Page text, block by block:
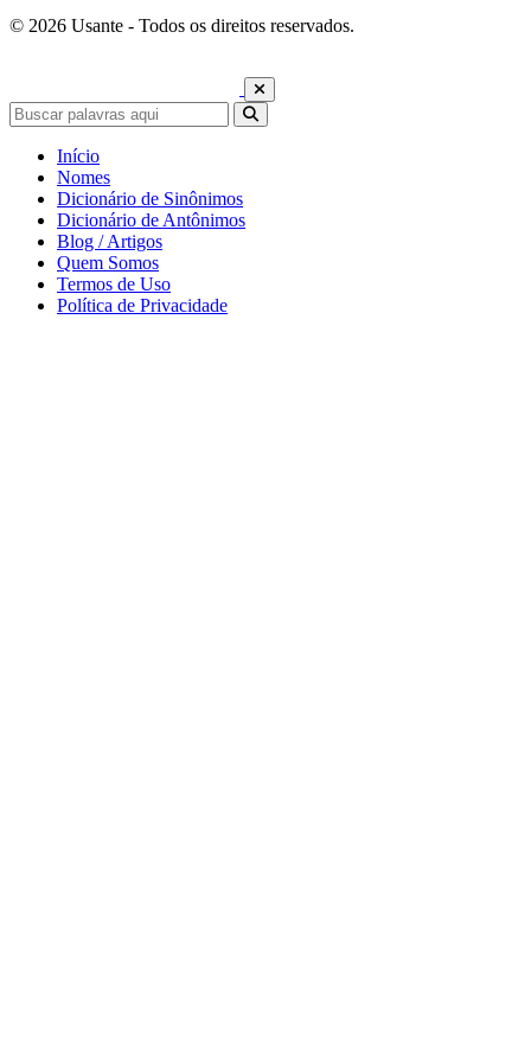
© 2026 Usante - Todos os direitos reservados.
Início
Nomes
Dicionário de Sinônimos
Dicionário de Antônimos
Blog / Artigos
Quem Somos
Termos de Uso
Política de Privacidade